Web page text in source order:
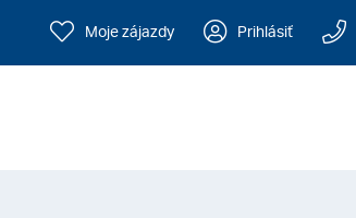
Moje zájazdy Prihlásiť